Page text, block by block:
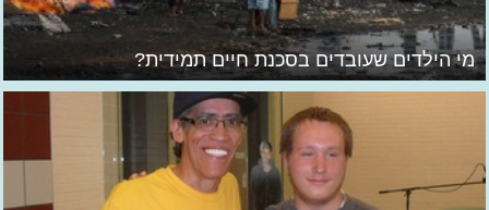
מי הילדים שעובדים בסכנת חיים תמידית?